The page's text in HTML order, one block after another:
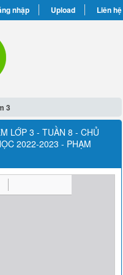
nhập Upload Liên hệ
3
LỚP 3 - TUẦN 8 - CHỦ
2022-2023 - PHẠM